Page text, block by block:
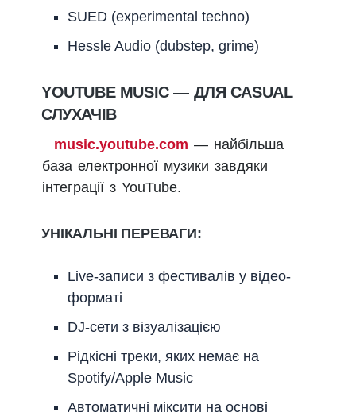
SUED (experimental techno)
Hessle Audio (dubstep, grime)
YOUTUBE MUSIC — ДЛЯ CASUAL
СЛУХАЧІВ
music.youtube.com — найбільша
база електронної музики завдяки
інтеграції з YouTube.
УНІКАЛЬНІ ПЕРЕВАГИ:
Live-записи з фестивалів у відео-
форматі
DJ-сети з візуалізацією
Рідкісні треки, яких немає на
Spotify/Apple Music
Автоматичні міксити на основі